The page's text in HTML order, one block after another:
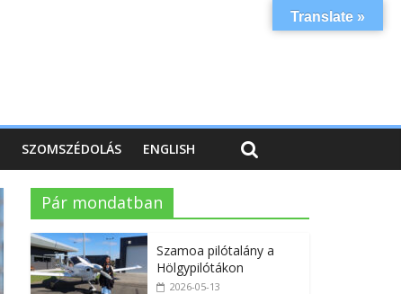
SZOMSZÉDOLÁS ENGLISH
Pár mondatban
Szamoa pilótalány a
Hölgypilótákon
2026-05-13
Translate »